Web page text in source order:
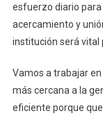
esfuerzo diario para
acercamiento y
institución será vital
Vamos a trabajar
más cercana a la
eficiente porque